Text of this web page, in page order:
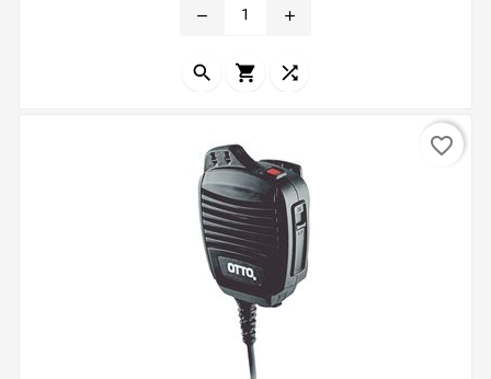
remove add
  
favorite_border